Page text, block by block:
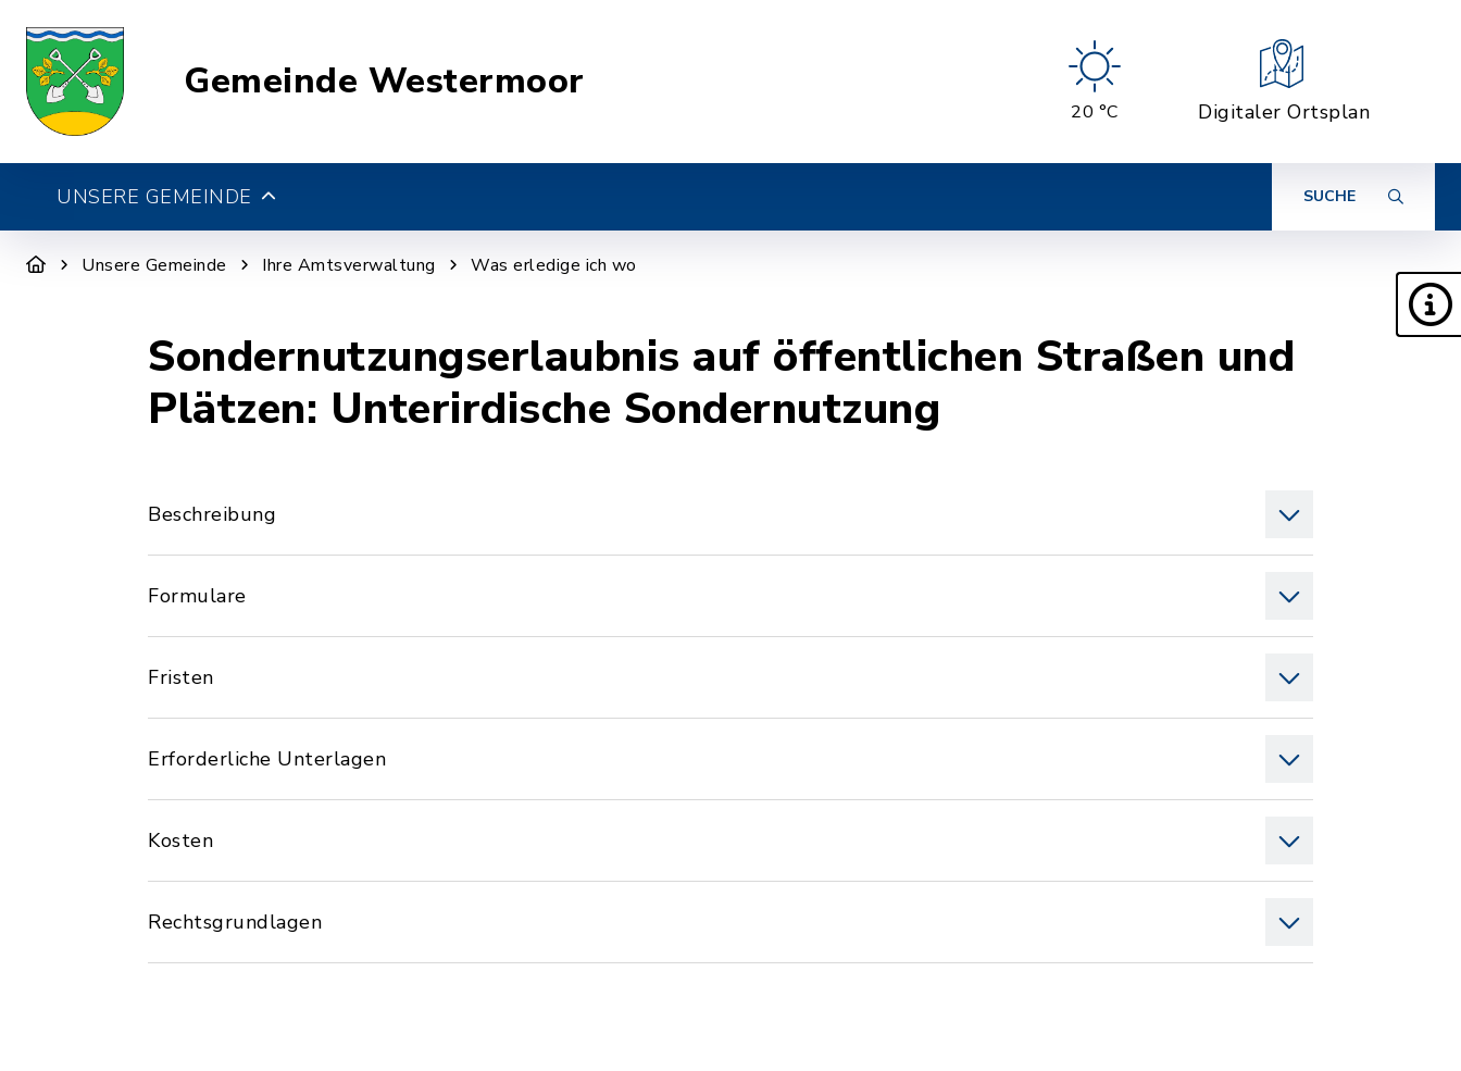
Gemeinde Westermoor
20 °C Digitaler Ortsplan
UNSERE GEMEINDE SUCHE
Unsere Gemeinde Ihre Amtsverwaltung Was erledige ich wo
Sondernutzungserlaubnis auf öffentlichen Straßen und
Plätzen: Unterirdische Sondernutzung
Beschreibung
Formulare
Fristen
Erforderliche Unterlagen
Kosten
Rechtsgrundlagen